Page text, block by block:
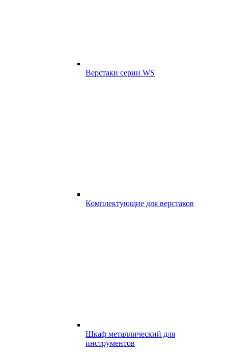
Верстаки серии WS
Комплектующие для верстаков
Шкаф металлический для
инструментов